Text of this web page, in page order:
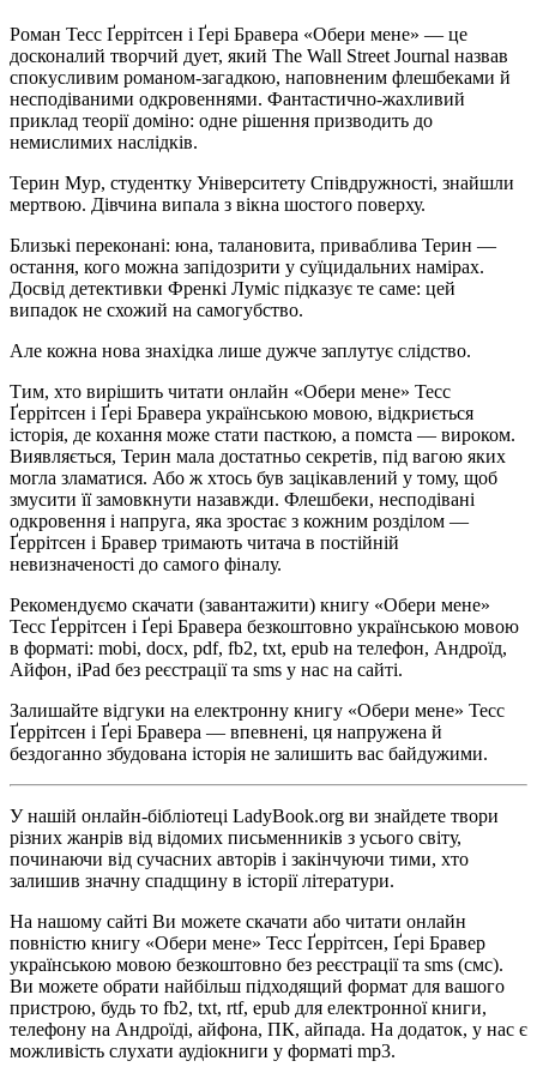
Роман Тесс Ґеррітсен і Ґері Бравера «Обери мене» — це
досконалий творчий дует, який The Wall Street Journal назвав
спокусливим романом-загадкою, наповненим флешбеками й
несподіваними одкровеннями. Фантастично-жахливий
приклад теорії доміно: одне рішення призводить до
немислимих наслідків.
Терин Мур, студентку Університету Співдружності, знайшли
мертвою. Дівчина випала з вікна шостого поверху.
Близькі переконані: юна, талановита, приваблива Терин —
остання, кого можна запідозрити у суїцидальних намірах.
Досвід детективки Френкі Луміс підказує те саме: цей
випадок не схожий на самогубство.
Але кожна нова знахідка лише дужче заплутує слідство.
Тим, хто вирішить читати онлайн «Обери мене» Тесс
Ґеррітсен і Ґері Бравера українською мовою, відкриється
історія, де кохання може стати пасткою, а помста — вироком.
Виявляється, Терин мала достатньо секретів, під вагою яких
могла зламатися. Або ж хтось був зацікавлений у тому, щоб
змусити її замовкнути назавжди. Флешбеки, несподівані
одкровення і напруга, яка зростає з кожним розділом —
Ґеррітсен і Бравер тримають читача в постійній
невизначеності до самого фіналу.
Рекомендуємо скачати (завантажити) книгу «Обери мене»
Тесс Ґеррітсен і Ґері Бравера безкоштовно українською мовою
в форматі: mobi, docx, pdf, fb2, txt, epub на телефон, Андроїд,
Айфон, iPad без реєстрації та sms у нас на сайті.
Залишайте відгуки на електронну книгу «Обери мене» Тесс
Ґеррітсен і Ґері Бравера — впевнені, ця напружена й
бездоганно збудована історія не залишить вас байдужими.
У нашій онлайн-бібліотеці LadyBook.org ви знайдете твори
різних жанрів від відомих письменників з усього світу,
починаючи від сучасних авторів і закінчуючи тими, хто
залишив значну спадщину в історії літератури.
На нашому сайті Ви можете скачати або читати онлайн
повністю книгу «Обери мене» Тесс Ґеррітсен, Ґері Бравер
українською мовою безкоштовно без реєстрації та sms (смс).
Ви можете обрати найбільш підходящий формат для вашого
пристрою, будь то fb2, txt, rtf, epub для електронної книги,
телефону на Андроїді, айфона, ПК, айпада. На додаток, у нас є
можливість слухати аудіокниги у форматі mp3.